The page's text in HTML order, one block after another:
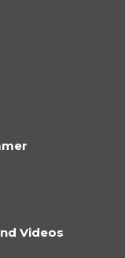
Videos